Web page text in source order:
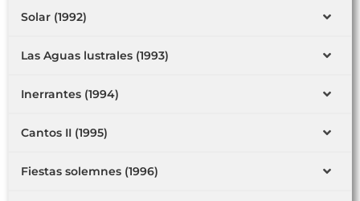
Solar (1992)
Las Aguas lustrales (1993)
Inerrantes (1994)
Cantos II (1995)
Fiestas solemnes (1996)